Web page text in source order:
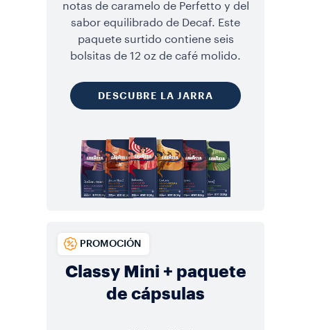
notas de caramelo de Perfetto y del
sabor equilibrado de Decaf. Este
paquete surtido contiene seis
bolsitas de 12 oz de café molido.
DESCUBRE LA JARRA
Classy Mini + paquete
de cápsulas
PROMOCIÓN